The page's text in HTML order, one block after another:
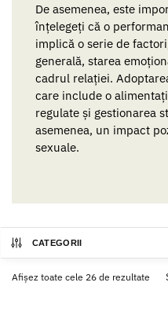
De asemenea, este
înțelegeți că o
implică o serie de
generală, starea
cadrul relației.
care include o
regulate și gestionarea
asemenea, un impact
sexuale.
CATEGORII
Afișez toate cele 26 de rezultate